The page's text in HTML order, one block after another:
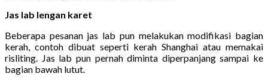
Jas lab lengan karet
Beberapa pesanan jas lab pun melakukan modifikasi bagian
kerah, contoh dibuat seperti kerah Shanghai atau memakai
risliting. Jas lab pun pernah diminta diperpanjang sampai ke
bagian bawah lutut.